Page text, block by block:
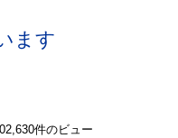
ます
件のビュー